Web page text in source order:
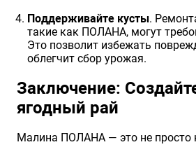
Поддерживайте кусты.
такие как ПОЛАНА, могут
Это позволит избежать
облегчит сбор урожая.
Заключение:
ягодный рай
Малина ПОЛАНА — это не просто